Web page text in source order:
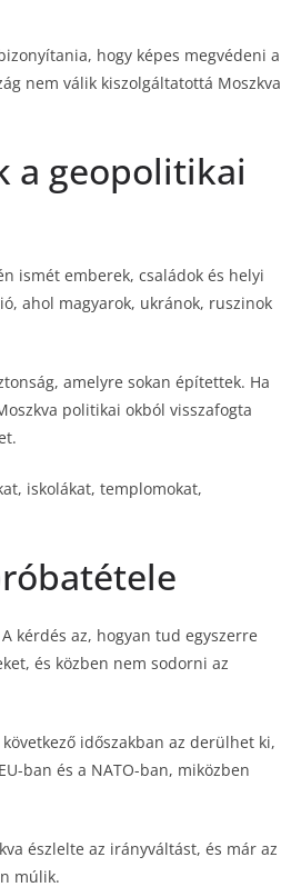
hogy képes megvédeni a
nem válik kiszolgáltatottá Moszkva
a geopolitikai
ismét emberek, családok és helyi
ahol magyarok, ukránok, ruszinok
amelyre sokan építettek. Ha
politikai okból visszafogta
iskolákat, templomokat,
kérdés az, hogyan tud egyszerre
és közben nem sodorni az
időszakban az derülhet ki,
ban és a NATO-ban, miközben
észlelte az irányváltást, és már az
múlik.